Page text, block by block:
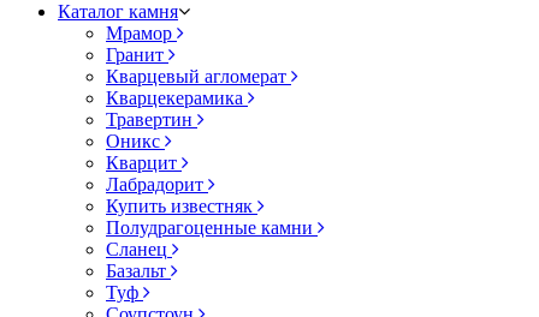
Каталог камня
Мрамор
Гранит
Кварцевый агломерат
Кварцекерамика
Травертин
Оникс
Кварцит
Лабрадорит
Купить известняк
Полудрагоценные камни
Сланец
Базальт
Туф